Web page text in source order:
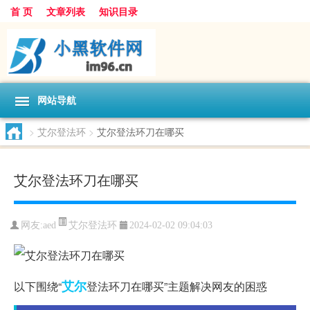
首 页 文章列表 知识目录
网站导航
> 艾尔登法环 > 艾尔登法环刀在哪买
艾尔登法环刀在哪买
网友:aed 艾尔登法环 2024-02-02 09:04:03
以下围绕“艾尔登法环刀在哪买”主题解决网友的困惑